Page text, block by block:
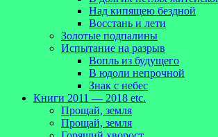
Над кипящею бездной
Восстань и лети
Золотые подпалины
Испытание на разрыв
Вопль из будущего
В юдоли непрочной
Знак с небес
Книги 2011 — 2018 etc.
Прощай, земля
Прощай, земля